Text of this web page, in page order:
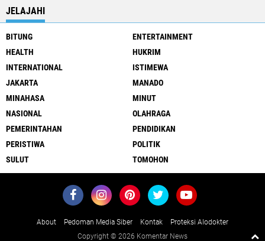
JELAJAHI
BITUNG
ENTERTAINMENT
HEALTH
HUKRIM
INTERNATIONAL
ISTIMEWA
JAKARTA
MANADO
MINAHASA
MINUT
NASIONAL
OLAHRAGA
PEMERINTAHAN
PENDIDIKAN
PERISTIWA
POLITIK
SULUT
TOMOHON
About Pedoman Media Siber Kontak
Proteksi Alodokter
Copyright © 2026 Komentar News